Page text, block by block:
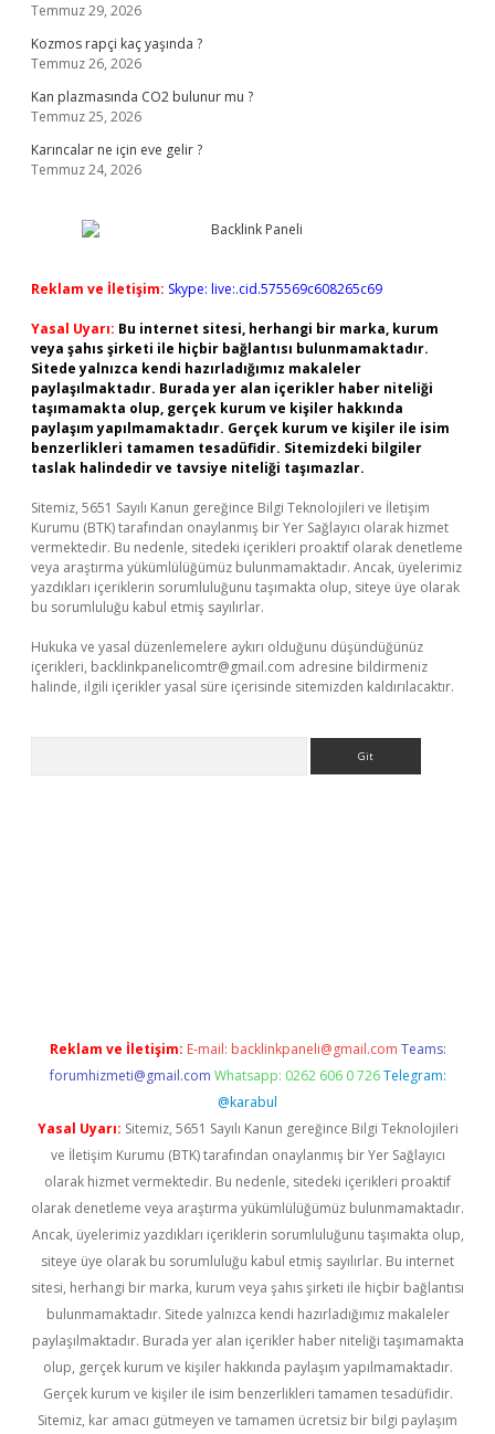
Temmuz 29, 2026
Kozmos rapçi kaç yaşında ?
Temmuz 26, 2026
Kan plazmasında CO2 bulunur mu ?
Temmuz 25, 2026
Karıncalar ne için eve gelir ?
Temmuz 24, 2026
Reklam ve İletişim: Skype: live:.cid.575569c608265c69
Yasal Uyarı: Bu internet sitesi, herhangi bir marka, kurum
veya şahıs şirketi ile hiçbir bağlantısı bulunmamaktadır.
Sitede yalnızca kendi hazırladığımız makaleler
paylaşılmaktadır. Burada yer alan içerikler haber niteliği
taşımamakta olup, gerçek kurum ve kişiler hakkında
paylaşım yapılmamaktadır. Gerçek kurum ve kişiler ile isim
benzerlikleri tamamen tesadüfidir. Sitemizdeki bilgiler
taslak halindedir ve tavsiye niteliği taşımazlar.
Sitemiz, 5651 Sayılı Kanun gereğince Bilgi Teknolojileri ve İletişim
Kurumu (BTK) tarafından onaylanmış bir Yer Sağlayıcı olarak hizmet
vermektedir. Bu nedenle, sitedeki içerikleri proaktif olarak denetleme
veya araştırma yükümlülüğümüz bulunmamaktadır. Ancak, üyelerimiz
yazdıkları içeriklerin sorumluluğunu taşımakta olup, siteye üye olarak
bu sorumluluğu kabul etmiş sayılırlar.
Hukuka ve yasal düzenlemelere aykırı olduğunu düşündüğünüz
içerikleri, backlinkpanelicomtr@gmail.com adresine bildirmeniz
halinde, ilgili içerikler yasal süre içerisinde sitemizden kaldırılacaktır.
Reklam ve İletişim: E-mail: backlinkpaneli@gmail.com Teams:
forumhizmeti@gmail.com Whatsapp: 0262 606 0 726 Telegram:
@karabul
Yasal Uyarı: Sitemiz, 5651 Sayılı Kanun gereğince Bilgi Teknolojileri
ve İletişim Kurumu (BTK) tarafından onaylanmış bir Yer Sağlayıcı
olarak hizmet vermektedir. Bu nedenle, sitedeki içerikleri proaktif
olarak denetleme veya araştırma yükümlülüğümüz bulunmamaktadır.
Ancak, üyelerimiz yazdıkları içeriklerin sorumluluğunu taşımakta olup,
siteye üye olarak bu sorumluluğu kabul etmiş sayılırlar. Bu internet
sitesi, herhangi bir marka, kurum veya şahıs şirketi ile hiçbir bağlantısı
bulunmamaktadır. Sitede yalnızca kendi hazırladığımız makaleler
paylaşılmaktadır. Burada yer alan içerikler haber niteliği taşımamakta
olup, gerçek kurum ve kişiler hakkında paylaşım yapılmamaktadır.
Gerçek kurum ve kişiler ile isim benzerlikleri tamamen tesadüfidir.
Sitemiz, kar amacı gütmeyen ve tamamen ücretsiz bir bilgi paylaşım